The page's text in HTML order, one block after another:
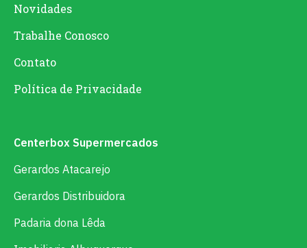
Novidades
Trabalhe Conosco
Contato
Política de Privacidade
Centerbox Supermercados
Gerardos Atacarejo
Gerardos Distribuidora
Padaria dona Lêda